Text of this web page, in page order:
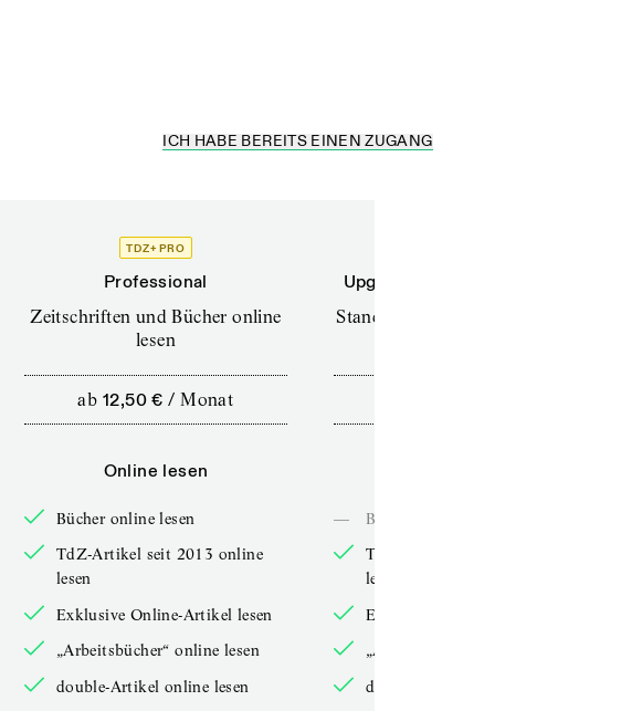
ICH HABE BEREITS EINEN ZUGANG
TDZ+ PRO
Professional
Zeitschriften und Bücher online
lesen
ab 12,50 € /Monat
Online lesen
Bücher online lesen
TdZ-Artikel seit 2013 online
lesen
Exklusive Online-Artikel lesen
„Arbeitsbücher“ online lesen
double-Artikel online lesen
Upgrade für Printabonnenten
Standard (TdZ+) – Zeitschriften
—
Bücher online lesen
TdZ-Artikel seit 2013 online
lesen
Exklusive Online-Artikel lesen
„Arbeitsbücher“ online lesen
double-Artikel online lesen